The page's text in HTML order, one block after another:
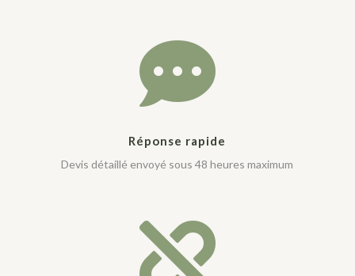

Réponse rapide
Devis détaillé envoyé sous 48 heures maximum
